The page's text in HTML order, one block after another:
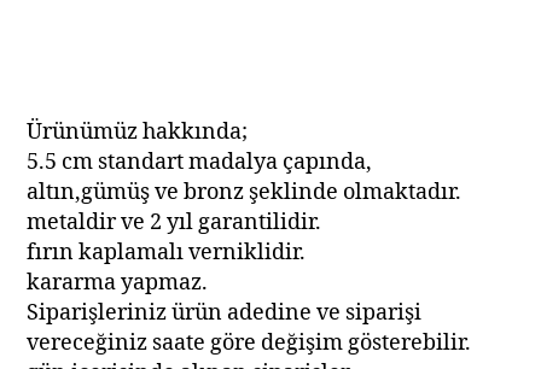
Ürünümüz hakkında;
5.5 cm standart madalya çapında,
altın,gümüş ve bronz şeklinde olmaktadır.
metaldir ve 2 yıl garantilidir.
fırın kaplamalı verniklidir.
kararma yapmaz.
Siparişleriniz ürün adedine ve siparişi
vereceğiniz saate göre değişim gösterebilir.